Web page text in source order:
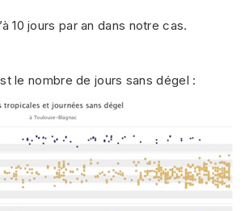
10 jours par an dans notre cas.
le nombre de jours sans dégel :